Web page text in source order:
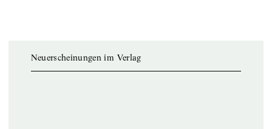
Neuerscheinungen im Verlag